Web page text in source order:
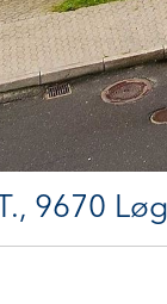
9670